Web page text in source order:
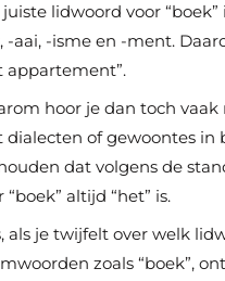
lidwoord voor
-aai, -isme en -ment.
appartement”.
hoor je dan toch
dialecten of gewoontes in
dat volgens de
“boek” altijd “het” is.
als je twijfelt over welk
zoals “boek”,